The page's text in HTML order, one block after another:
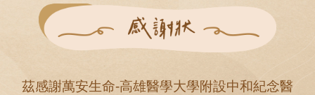
茲感謝萬安生命-高雄醫學大學附設中和紀念醫